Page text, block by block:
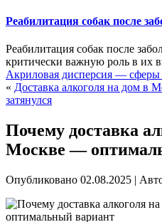
Реабилитация собак после
Реабилитация собак после
критически важную роль в их
Акриловая дисперсия —
« Доставка алкоголя на дом в
затянулся
Почему доставка
Москве —
Опубликовано 02.08.2025 |